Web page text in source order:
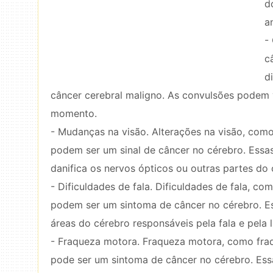
-
câncer cerebral maligno. As convulsões
momento.
- Mudanças na visão. Alterações na visão,
podem ser um sinal de câncer no cérebro.
danifica os nervos ópticos ou outras partes do
- Dificuldades de fala. Dificuldades de fala,
podem ser um sintoma de câncer no cérebro.
áreas do cérebro responsáveis ​​pela fala e pela
- Fraqueza motora. Fraqueza motora, como
pode ser um sintoma de câncer no cérebro.